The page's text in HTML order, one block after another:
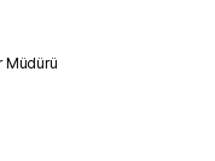
Müdürü